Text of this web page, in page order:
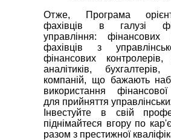
Отже, Програма
фахівців в галузі
управління: фінансових
фахівців з
фінансових контролерів,
аналітиків,
компаній, що бажають
використання
для прийняття
Інвестуйте в свій
піднімайтеся вгору по
разом з престижної